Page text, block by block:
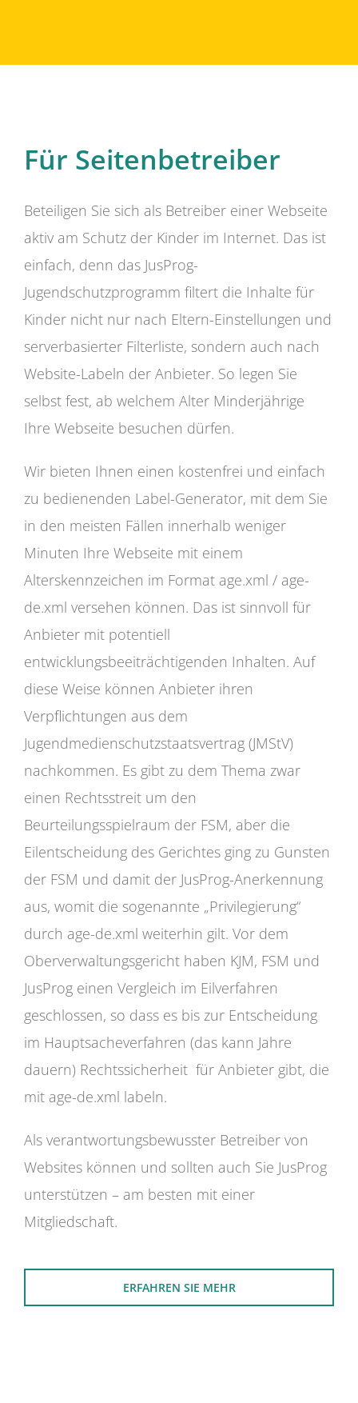
Für Seitenbetreiber
Beteiligen Sie sich als Betreiber einer Webseite
aktiv am Schutz der Kinder im Internet. Das ist
einfach, denn das JusProg-
Jugendschutzprogramm filtert die Inhalte für
Kinder nicht nur nach Eltern-Einstellungen und
serverbasierter Filterliste, sondern auch nach
Website-Labeln der Anbieter. So legen Sie
selbst fest, ab welchem Alter Minderjährige
Ihre Webseite besuchen dürfen.
Wir bieten Ihnen einen kostenfrei und einfach
zu bedienenden Label-Generator, mit dem Sie
in den meisten Fällen innerhalb weniger
Minuten Ihre Webseite mit einem
Alterskennzeichen im Format age.xml / age-
de.xml versehen können. Das ist sinnvoll für
Anbieter mit potentiell
entwicklungsbeeiträchtigenden Inhalten. Auf
diese Weise können Anbieter ihren
Verpflichtungen aus dem
Jugendmedienschutzstaatsvertrag (JMStV)
nachkommen. Es gibt zu dem Thema zwar
einen Rechtsstreit um den
Beurteilungsspielraum der FSM, aber die
Eilentscheidung des Gerichtes ging zu Gunsten
der FSM und damit der JusProg-Anerkennung
aus, womit die sogenannte „Privilegierung“
durch age-de.xml weiterhin gilt. Vor dem
Oberverwaltungsgericht haben KJM, FSM und
JusProg einen Vergleich im Eilverfahren
geschlossen, so dass es bis zur Entscheidung
im Hauptsacheverfahren (das kann Jahre
dauern) Rechtssicherheit für Anbieter gibt, die
mit age-de.xml labeln.
Als verantwortungsbewusster Betreiber von
Websites können und sollten auch Sie JusProg
unterstützen – am besten mit einer
Mitgliedschaft.
ERFAHREN SIE MEHR